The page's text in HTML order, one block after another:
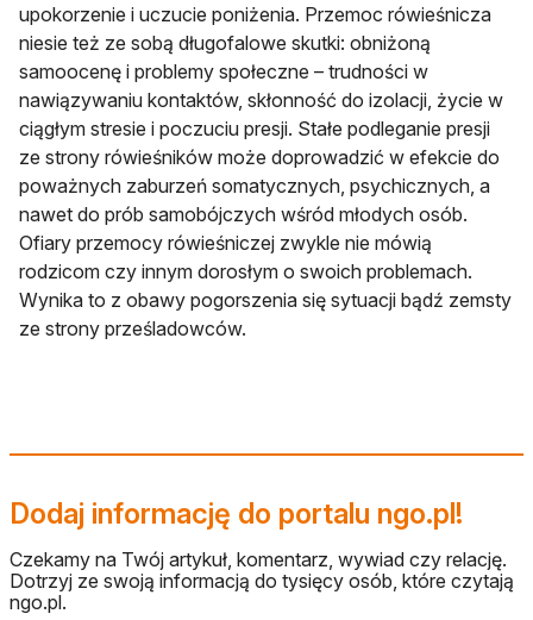
upokorzenie i uczucie poniżenia. Przemoc rówieśnicza
niesie też ze sobą długofalowe skutki: obniżoną
samoocenę i problemy społeczne – trudności w
nawiązywaniu kontaktów, skłonność do izolacji, życie w
ciągłym stresie i poczuciu presji. Stałe podleganie presji
ze strony rówieśników może doprowadzić w efekcie do
poważnych zaburzeń somatycznych, psychicznych, a
nawet do prób samobójczych wśród młodych osób.
Ofiary przemocy rówieśniczej zwykle nie mówią
rodzicom czy innym dorosłym o swoich problemach.
Wynika to z obawy pogorszenia się sytuacji bądź zemsty
ze strony prześladowców.
Dodaj informację do portalu ngo.pl!
Czekamy na Twój artykuł, komentarz, wywiad czy relację.
Dotrzyj ze swoją informacją do tysięcy osób, które czytają
ngo.pl.